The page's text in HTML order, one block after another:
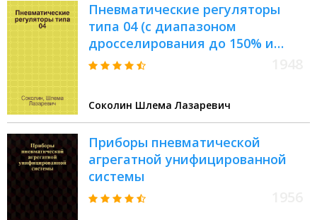
Пневматические регуляторы
типа 04 (с диапазоном
дросселирования до 150% и
автоматической перестановкой
ДМ-410, 04-ТГ-610, 04-ТГ-410, 04-
МГ-610, 04-МГ-410, 04-МС-610, 04-
МС-410, 04-Э-610 : Инструкция
Соколин Шлема Лазаревич
Приборы пневматической
агрегатной унифицированной
системы